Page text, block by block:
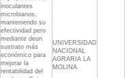
inoculantes
microbianos,
manteniendo su
efectividad pero
mediante deun
sustrato más
económico para
mejorar la
rentabilidad del
UNIVERSIDAD
NACIONAL
AGRARIA LA
MOLINA